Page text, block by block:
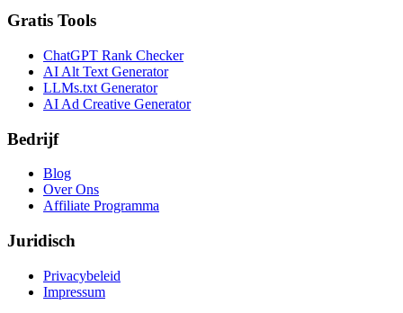
Gratis Tools
ChatGPT Rank Checker
AI Alt Text Generator
LLMs.txt Generator
AI Ad Creative Generator
Bedrijf
Blog
Over Ons
Affiliate Programma
Juridisch
Privacybeleid
Impressum